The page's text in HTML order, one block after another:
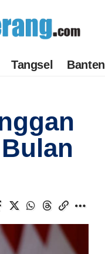
Tangsel Banten